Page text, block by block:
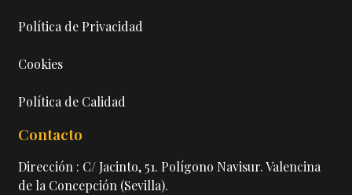
Política de Privacidad
Cookies
Política de Calidad
Contacto
Dirección : C/ Jacinto, 51. Polígono Navisur. Valencina
de la Concepción (Sevilla).